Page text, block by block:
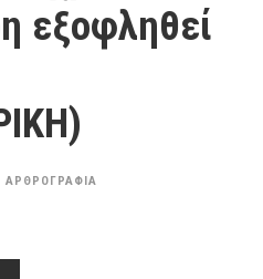
εξοφληθεί
ΑΡΘΡΟΓΡΑΦΙΑ